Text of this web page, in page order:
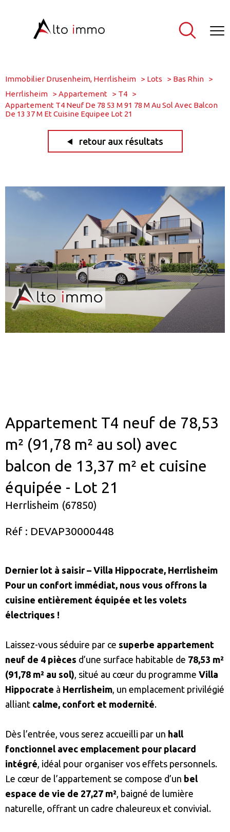
Immobilier Drusenheim, Herrlisheim Lots
Bas Rhin
Herrlisheim
Appartement
T4
Appartement T4 Neuf De 78 53 M 91 78 M Au Sol Avec Balcon
De 13 37 M Et Cuisine Equipee Lot 21
retour aux résultats
Appartement T4 neuf de 78,53
m² (91,78 m² au sol) avec
balcon de 13,37 m² et cuisine
équipée - Lot 21
Herrlisheim (67850)
Réf : DEVAP30000448
Dernier lot à saisir – Villa Hippocrate, Herrlisheim
Pour un confort immédiat, nous vous offrons la
cuisine entièrement équipée et les volets
électriques !
Laissez-vous séduire par ce superbe appartement
neuf de 4 pièces d’une surface habitable de 78,53 m²
(91,78 m² au sol) , situé au cœur du programme Villa
Hippocrate à Herrlisheim , un emplacement privilégié
alliant calme, confort et modernité.
Dès l’entrée, vous serez accueilli par un hall
fonctionnel avec emplacement pour placard
intégré , idéal pour organiser vos effets personnels.
Le cœur de l’appartement se compose d’un bel
espace de vie de 27,27 m² , baigné de lumière
naturelle, offrant un cadre chaleureux et convivial.